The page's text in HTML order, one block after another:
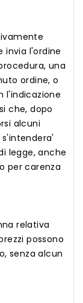
invia l'ordine
una
ordine, o
l'indicazione
che, dopo
alcuni
legge, anche
per carenza
relativa
possono
senza alcun